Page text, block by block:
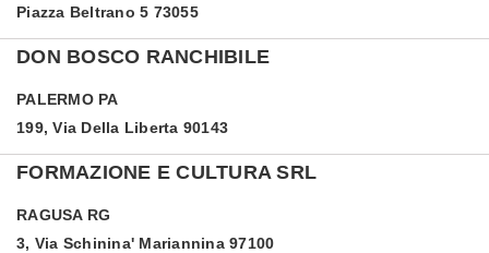
Piazza Beltrano 5 73055
DON BOSCO RANCHIBILE
PALERMO PA
199, Via Della Liberta 90143
FORMAZIONE E CULTURA SRL
RAGUSA RG
3, Via Schinina' Mariannina 97100